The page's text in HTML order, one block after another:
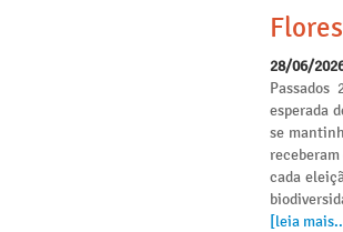
28/06/
esperada
se
cada
[leia